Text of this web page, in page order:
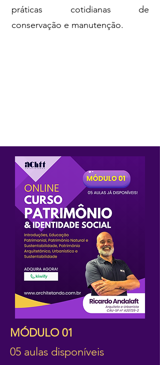
práticas cotidianas de
conservação e manutenção.
MÓDULO 01
05 aulas disponíveis